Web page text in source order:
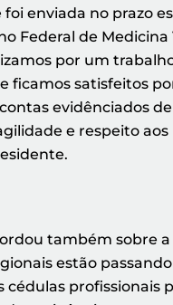
foi enviada no prazo
Federal de
por um
ficamos satisfeitos
evidênciados
e respeito aos
também sobre
estão
cédulas profissionais